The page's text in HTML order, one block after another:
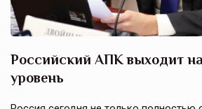
Российский АПК выходит
уровень